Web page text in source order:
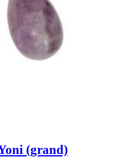
(grand)